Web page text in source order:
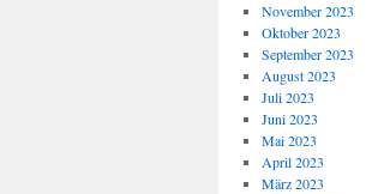
November 2023
Oktober 2023
September 2023
August 2023
Juli 2023
Juni 2023
Mai 2023
April 2023
März 2023